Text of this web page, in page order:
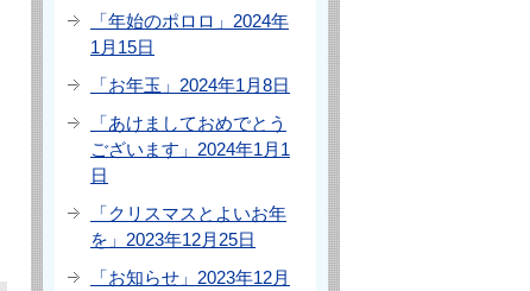
「年始のポロロ」2024年
1月15日
「お年玉」2024年1月8日
「あけましておめでとう
ございます」2024年1月1
日
「クリスマスとよいお年
を」2023年12月25日
「お知らせ」2023年12月